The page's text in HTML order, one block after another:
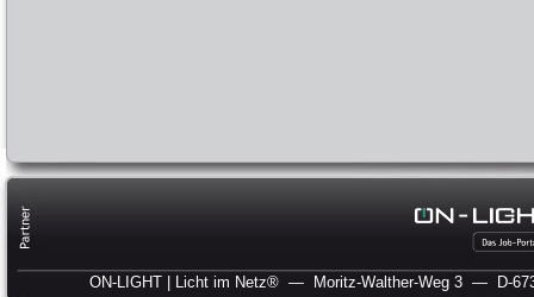
ON-LIGHT | Licht im Netz® — Moritz-Walther-Weg 3 — D-